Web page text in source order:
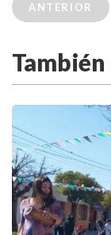
ANTERIOR